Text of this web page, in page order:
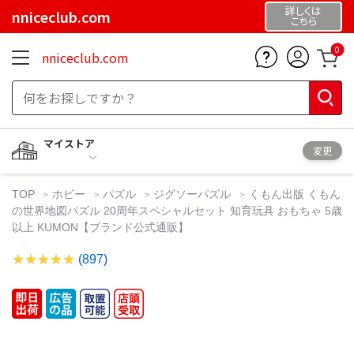
nniceclub.com 詳しくは
こちら
nniceclub.com 0
マイストア
変更
TOP ホビー パズル ジグソーパズル
くもん出版 くもん
の世界地図パズル 20周年スペシャルセット 知育玩具 おもちゃ 5歳
以上 KUMON【ブランド公式通販】
(897)